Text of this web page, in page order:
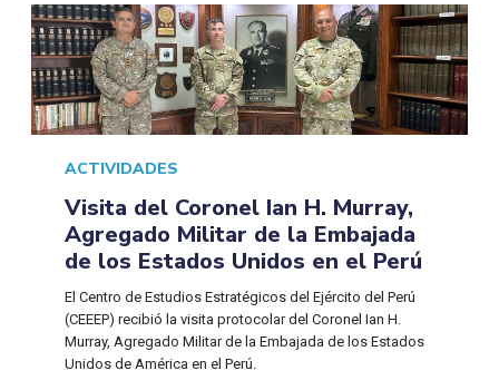
ACTIVIDADES
Visita del Coronel Ian H. Murray,
Agregado Militar de la Embajada
de los Estados Unidos en el Perú
El Centro de Estudios Estratégicos del Ejército del Perú
(CEEEP) recibió la visita protocolar del Coronel Ian H.
Murray, Agregado Militar de la Embajada de los Estados
Unidos de América en el Perú.